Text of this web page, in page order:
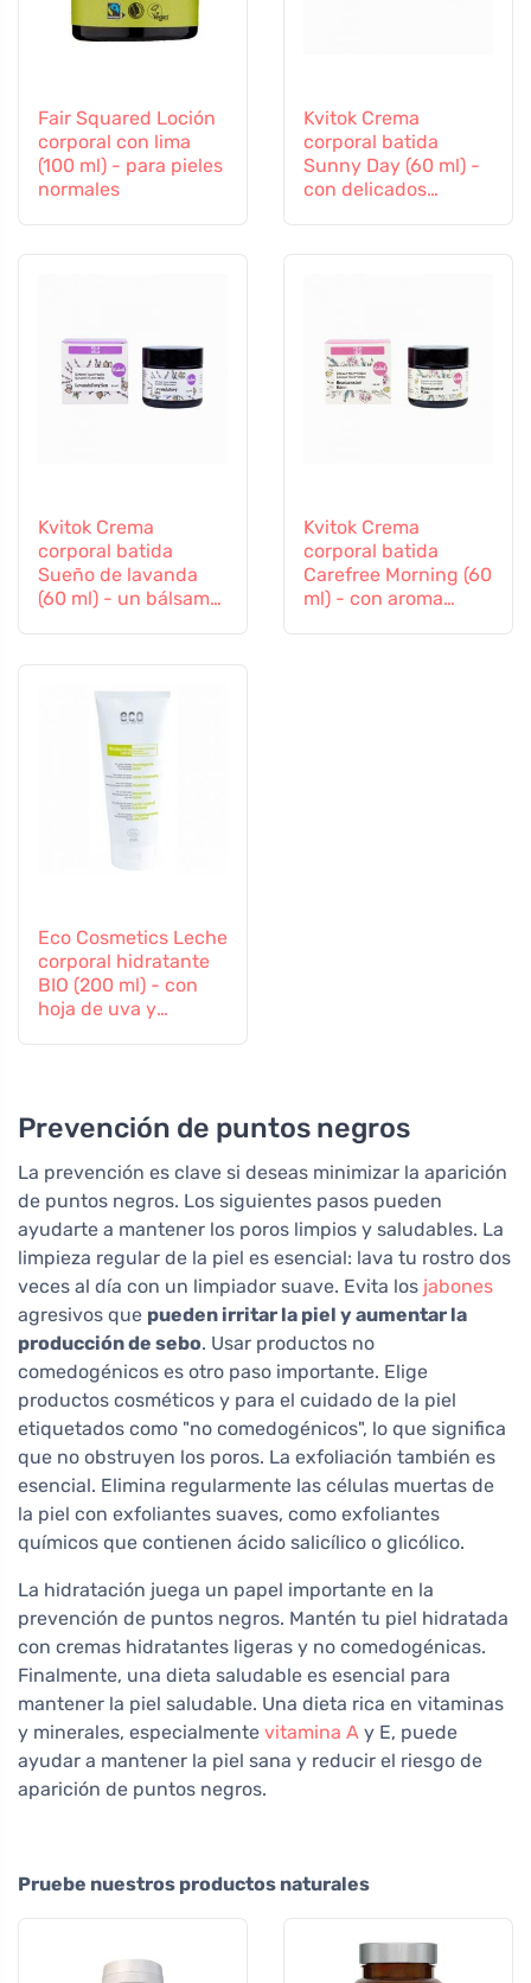
Fair Squared Loción
corporal con lima
(100 ml) - para pieles
normales
Kvitok Crema
corporal batida
Sunny Day (60 ml) -
con delicados
Kvitok Crema
corporal batida
Sueño de lavanda
(60 ml) - un bálsamo
Kvitok Crema
corporal batida
Carefree Morning (60
ml) - con aroma
Eco Cosmetics Leche
corporal hidratante
BIO (200 ml) - con
hoja de uva y
Prevención de puntos negros
La prevención es clave si deseas minimizar la aparición
de puntos negros. Los siguientes pasos pueden
ayudarte a mantener los poros limpios y saludables. La
limpieza regular de la piel es esencial: lava tu rostro dos
veces al día con un limpiador suave. Evita los jabones
agresivos que pueden irritar la piel y aumentar la
producción de sebo. Usar productos no
comedogénicos es otro paso importante. Elige
productos cosméticos y para el cuidado de la piel
etiquetados como "no comedogénicos", lo que significa
que no obstruyen los poros. La exfoliación también es
esencial. Elimina regularmente las células muertas de
la piel con exfoliantes suaves, como exfoliantes
químicos que contienen ácido salicílico o glicólico.
La hidratación juega un papel importante en la
prevención de puntos negros. Mantén tu piel hidratada
con cremas hidratantes ligeras y no comedogénicas.
Finalmente, una dieta saludable es esencial para
mantener la piel saludable. Una dieta rica en vitaminas
y minerales, especialmente vitamina A y E, puede
ayudar a mantener la piel sana y reducir el riesgo de
aparición de puntos negros.
Pruebe nuestros productos naturales